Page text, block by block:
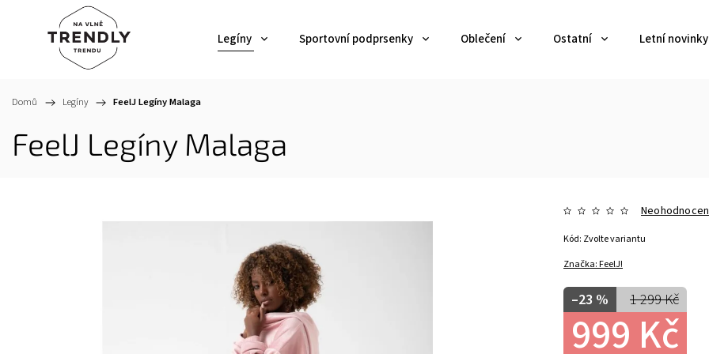
Legíny Sportovní podprsenky Oblečení Ostatní Letní novinky
Domů / Legíny / FeelJ Legíny Malaga
FeelJ Legíny Malaga
Značka:FeelJ!
1 299 Kč
–23 %
999 Kč
Kód: Zvolte variantu